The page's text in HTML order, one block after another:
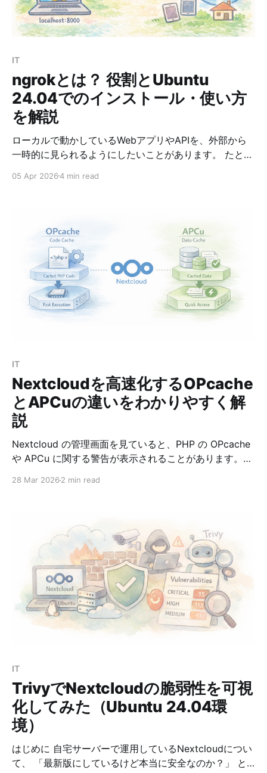
ます。 たとえば、存在しない規程や誤った手続を、あた
かも正しい情報であるかのように回答してしまうことが
あります。 問題1 ある企業では、生成AIを利用して社内
在しない社内規程や誤った手続を回答に含める事例が発
生した。 この問題に関する記述として、最も適切なもの
を選べ
IT
ngrokとは？ 役割とUbuntu
24.04でのインストール・使い方
を解説
ローカルで動かしているWebアプリやAPIを、外部から
一時的に見られるようにしたいことがあります。 たとえ
場合や、Webhookの受信テストをしたい場合です。 そ
法、基本的な使い方を、初心者にもわかりやすいように
整理して解説します。 ngrokとは何か ngrokは、ローカ
ルPCやサーバーで動いているサービスを、インターネッ
ト越しに一時公開するためのツールです。 たとえば、
Ubuntuで localhost:8000 で動かしているアプリがある
とします。 通常、このアプリはそのマシン自身からしか
アクセスできません。 しかし、ngrokを使うと、次のよ
アクセスすると、ngro
05 Apr 20264 min read
IT
Nextcloudを高速化するOPcache
とAPCuの違いをわかりやすく解
説
Nextcloud の管理画面を見ていると、PHP の OPcache
や APCu に関する警告が表示されることがあります。
わかりにくい」と感じやすいポイントです。 この記事で
は、Nextcloud を快適に動かすうえで重要な OPcache
と APCu の違いを、初心者にもわかりやすく整理しま
を高速化する仕組みです。 通常 PHP は、アクセスのた
びに以下を繰り返します。 ① PHPファイルを読み込む
② コードを解析する ③ 実行用バイトコードに変換す
る ④ 実行する この「②と③」が毎回発生すると、
28 Mar 2026 2 min read
IT
TrivyでNextcloudの脆弱性を可視
化してみた（Ubuntu 24.04環
境）
はじめに 自宅サーバーで運用しているNextcloudについ
て、 「最新版にしているけど本当に安全なのか？」 と